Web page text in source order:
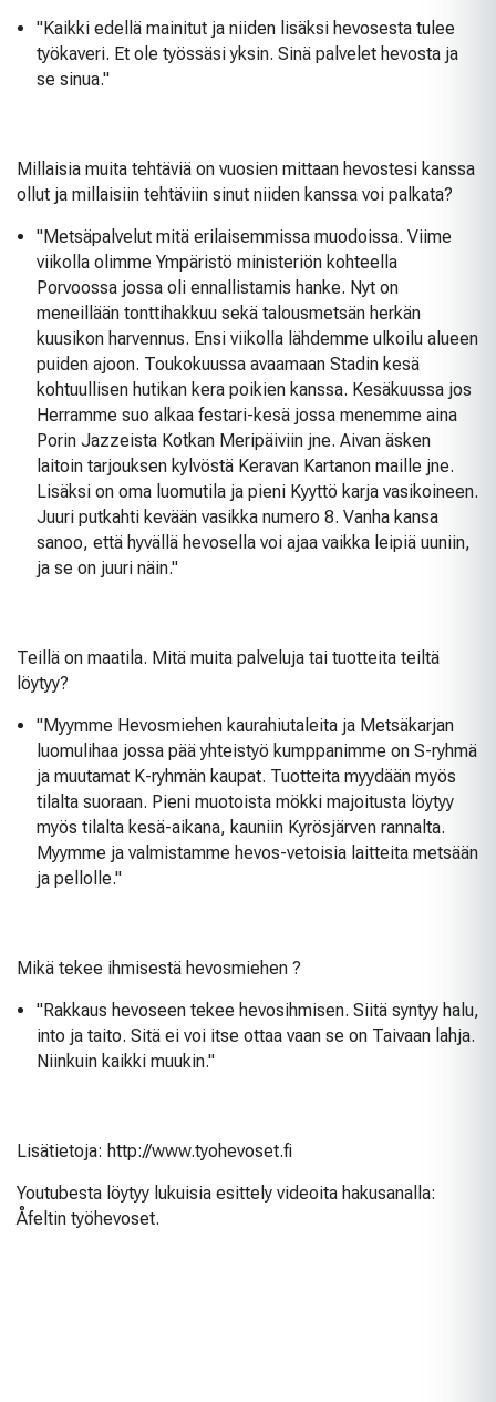
"Kaikki edellä mainitut ja niiden lisäksi hevosesta tulee
työkaveri. Et ole työssäsi yksin. Sinä palvelet hevosta ja
se sinua."
Millaisia muita tehtäviä on vuosien mittaan hevostesi kanssa
ollut ja millaisiin tehtäviin sinut niiden kanssa voi palkata?
"Metsäpalvelut mitä erilaisemmissa muodoissa. Viime
viikolla olimme Ympäristö ministeriön kohteella
Porvoossa jossa oli ennallistamis hanke. Nyt on
meneillään tonttihakkuu sekä talousmetsän herkän
kuusikon harvennus. Ensi viikolla lähdemme ulkoilu alueen
puiden ajoon. Toukokuussa avaamaan Stadin kesä
kohtuullisen hutikan kera poikien kanssa. Kesäkuussa jos
Herramme suo alkaa festari-kesä jossa menemme aina
Porin Jazzeista Kotkan Meripäiviin jne. Aivan äsken
laitoin tarjouksen kylvöstä Keravan Kartanon maille jne.
Lisäksi on oma luomutila ja pieni Kyyttö karja vasikoineen.
Juuri putkahti kevään vasikka numero 8. Vanha kansa
sanoo, että hyvällä hevosella voi ajaa vaikka leipiä uuniin,
ja se on juuri näin."
Teillä on maatila. Mitä muita palveluja tai tuotteita teiltä
löytyy?
"Myymme Hevosmiehen kaurahiutaleita ja Metsäkarjan
luomulihaa jossa pää yhteistyö kumppanimme on S-ryhmä
ja muutamat K-ryhmän kaupat. Tuotteita myydään myös
tilalta suoraan. Pieni muotoista mökki majoitusta löytyy
myös tilalta kesä-aikana, kauniin Kyrösjärven rannalta.
Myymme ja valmistamme hevos-vetoisia laitteita metsään
ja pellolle."
Mikä tekee ihmisestä hevosmiehen ?
"Rakkaus hevoseen tekee hevosihmisen. Siitä syntyy halu,
into ja taito. Sitä ei voi itse ottaa vaan se on Taivaan lahja.
Niinkuin kaikki muukin."
Lisätietoja: http://www.tyohevoset.fi
Youtubesta löytyy lukuisia esittely videoita hakusanalla:
Åfeltin työhevoset.